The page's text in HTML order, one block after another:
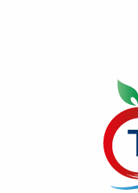
Exposition de
Stage de natation
[Ateliers créatifs]
Exposition : au
Concerts à
[Exposition
Exposition “Il y a